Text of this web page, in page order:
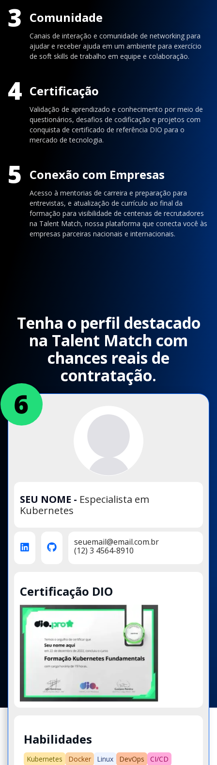
3 Comunidade
Canais de interação e comunidade de networking para
ajudar e receber ajuda em um ambiente para exercício
de soft skills de trabalho em equipe e colaboração.
4 Certificação
Validação de aprendizado e conhecimento por meio de
questionários, desafios de codificação e projetos com
conquista de certificado de referência DIO para o
mercado de tecnologia.
5 Conexão com Empresas
Acesso à mentorias de carreira e preparação para
entrevistas, e atualização de currículo ao final da
formação para visibilidade de centenas de recrutadores
na Talent Match, nossa plataforma que conecta você às
empresas parceiras nacionais e internacionais.
Tenha o perfil destacado
na Talent Match com
chances reais de
contratação.
SEU NOME - Especialista em
Kubernetes
seuemail@email.com.br
(12) 3 4564-8910
Certificação DIO
Habilidades
Kubernetes Docker Linux DevOps CI/CD